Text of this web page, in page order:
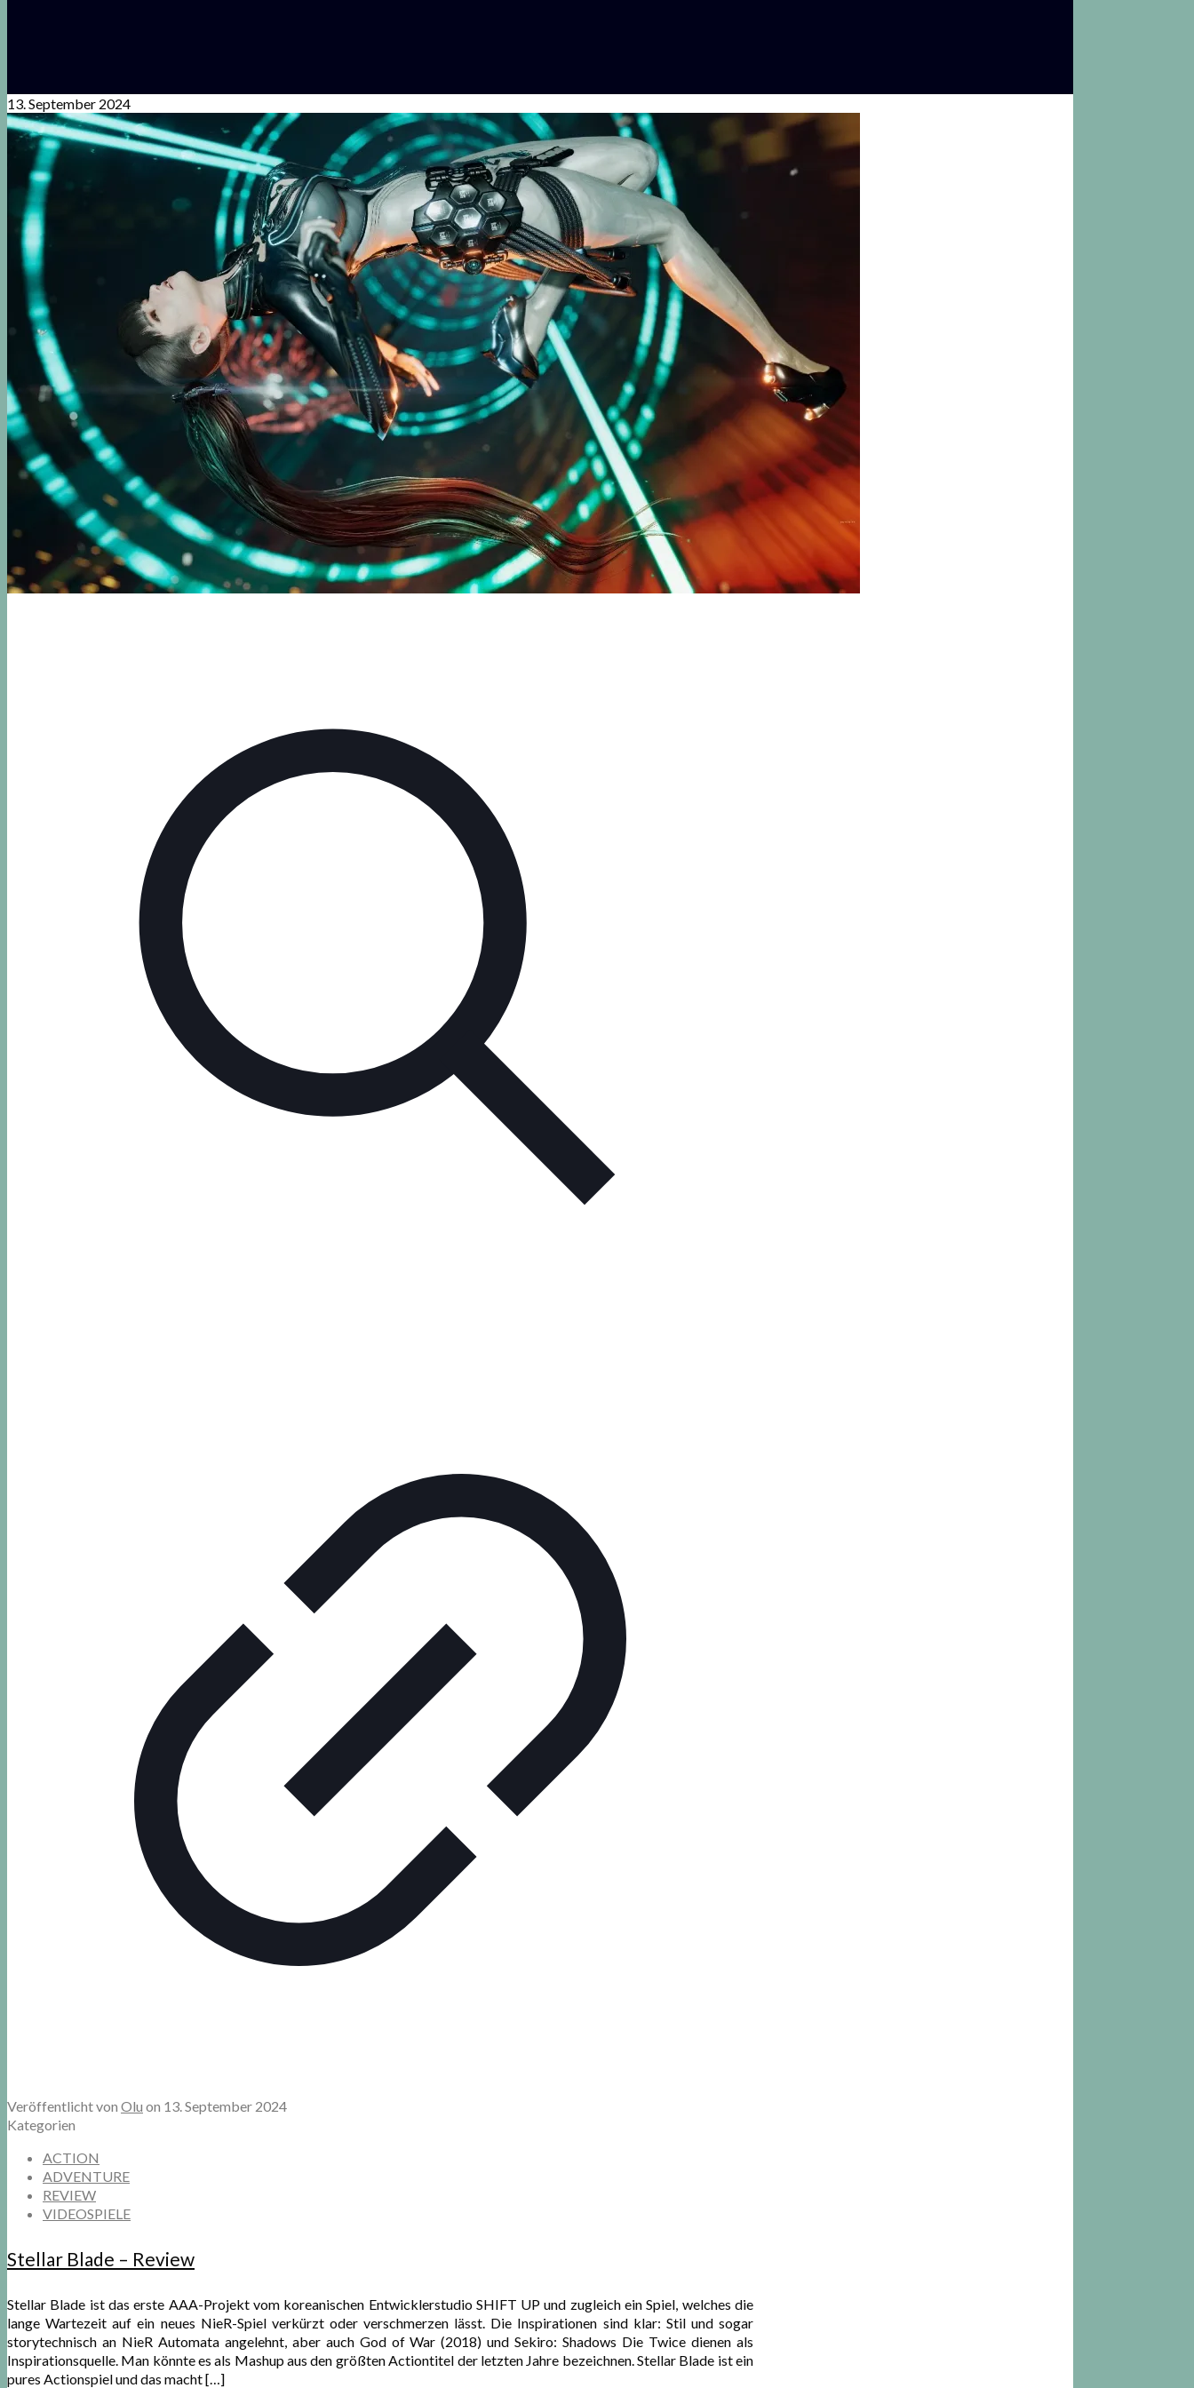
13. September 2024
Veröffentlicht von Olu on 13. September 2024
Kategorien
ACTION
ADVENTURE
REVIEW
VIDEOSPIELE
Stellar Blade – Review
Stellar Blade ist das erste AAA-Projekt vom koreanischen Entwicklerstudio SHIFT UP und zugleich ein Spiel, welches die
lange Wartezeit auf ein neues NieR-Spiel verkürzt oder verschmerzen lässt. Die Inspirationen sind klar: Stil und sogar
storytechnisch an NieR Automata angelehnt, aber auch God of War (2018) und Sekiro: Shadows Die Twice dienen als
Inspirationsquelle. Man könnte es als Mashup aus den größten Actiontitel der letzten Jahre bezeichnen. Stellar Blade ist ein
pures Actionspiel und das macht[…]